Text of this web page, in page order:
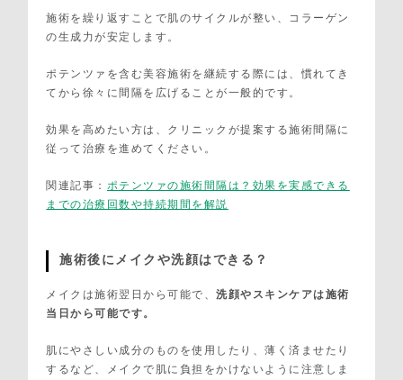
施術を繰り返すことで肌のサイクルが整い、コラーゲン
の生成力が安定します。
ポテンツァを含む美容施術を継続する際には、慣れてき
てから徐々に間隔を広げることが一般的です。
効果を高めたい方は、クリニックが提案する施術間隔に
従って治療を進めてください。
関連記事： ポテンツァの施術間隔は？効果を実感できる
までの治療回数や持続期間を解説
施術後にメイクや洗顔はできる？
メイクは施術翌日から可能で、洗顔やスキンケアは施術
当日から可能です。
肌にやさしい成分のものを使用したり、薄く済ませたり
するなど、メイクで肌に負担をかけないように注意しま